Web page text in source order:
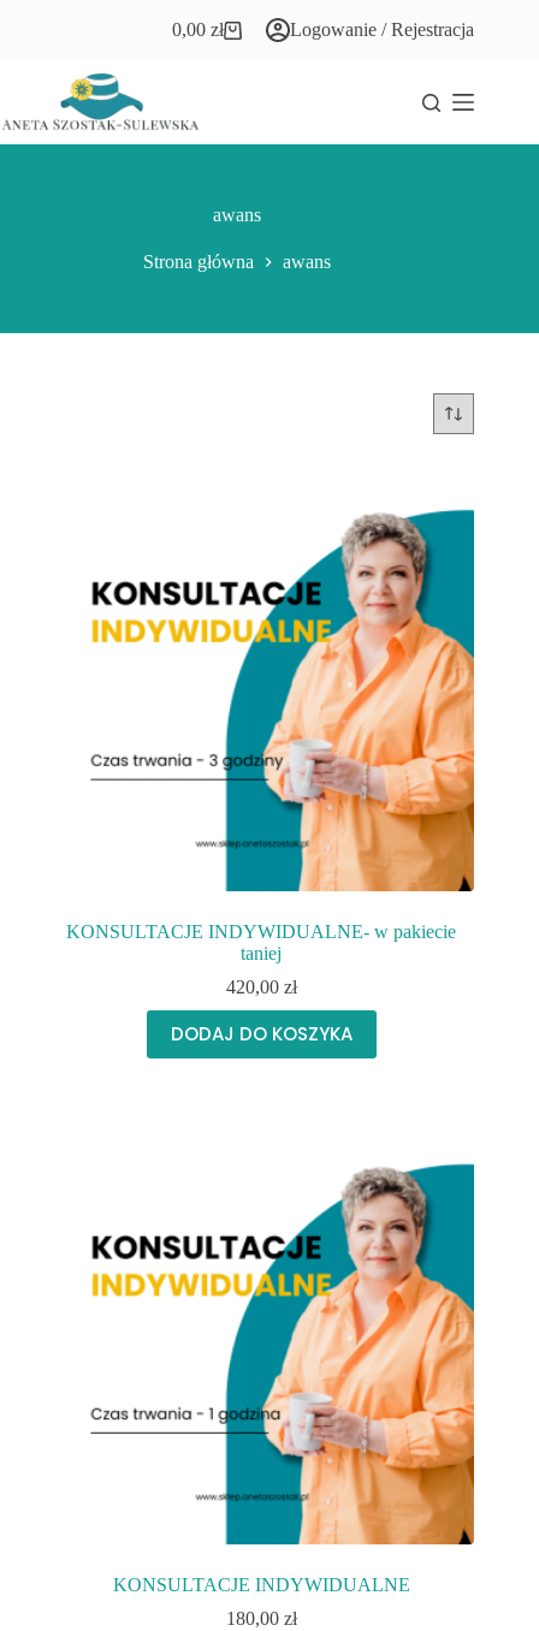
Koszyk
0,00zł Logowanie / Rejestracja
awans
Strona główna awans
KONSULTACJE INDYWIDUALNE- w pakiecie
taniej
420,00 zł
DODAJ DO KOSZYKA
KONSULTACJE INDYWIDUALNE
180,00 zł